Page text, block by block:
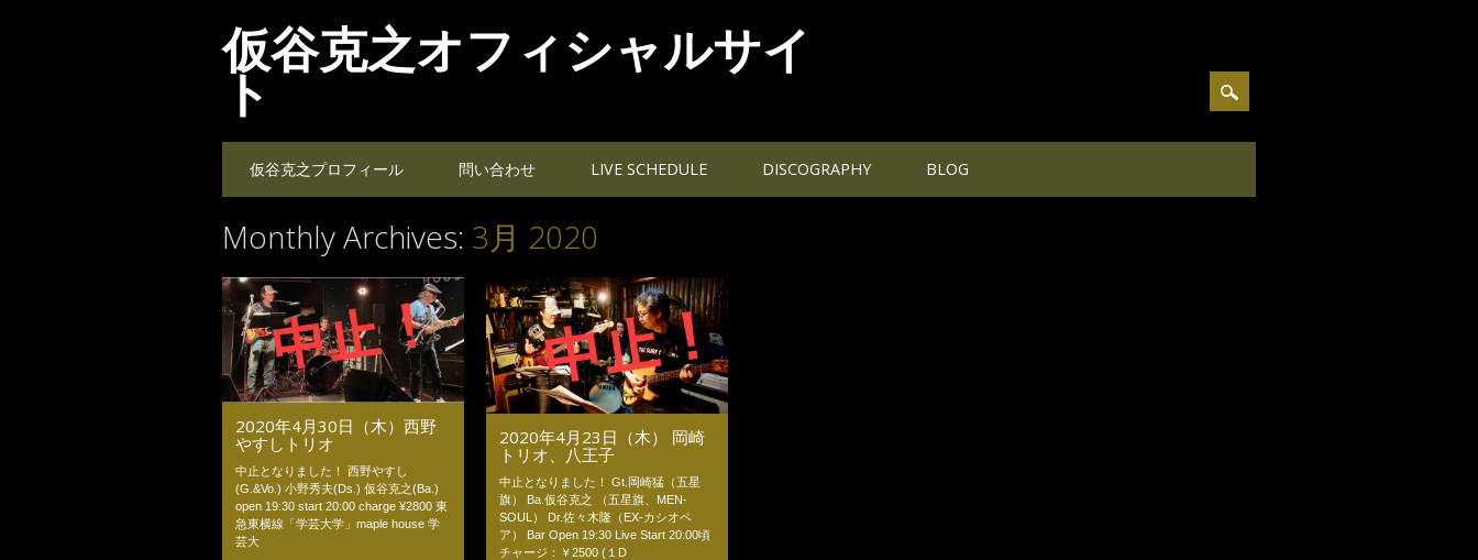
仮谷克之オフィシャルサイ
ト
Main menu
仮谷克之プロフィール 問い合わせ LIVE SCHEDULE DISCOGRAPHY BLOG
Monthly Archives: 3月 2020
2020年4月30日（木）西野
やすしトリオ
中止となりました！ 西野やすし
(G.&Vo.) 小野秀夫(Ds.) 仮谷克之(Ba.)
open 19:30 start 20:00 charge ¥2800 東
急東横線「学芸大学」maple house 学
芸大
2020年4月23日（木） 岡崎
トリオ、八王子
中止となりました！ Gt.岡崎猛（五星
旗） Ba.仮谷克之 （五星旗、MEN-
SOUL） Dr.佐々木隆（EX-カシオペ
ア） Bar Open 19:30 Live Start 20:00頃
チャージ：￥2500 (１D